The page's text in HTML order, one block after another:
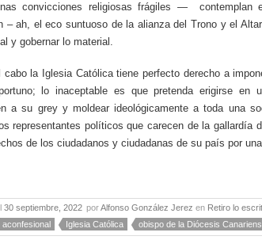
convicciones religiosas frágiles —
– ah, el eco suntuoso de la alianza del Trono y el
y gobernar lo material.
la Iglesia Católica tiene perfecto derecho a
lo inaceptable es que pretenda erigirse en
a su grey y moldear ideológicamente a toda una
representantes políticos que carecen de la gallardía
de los ciudadanos y ciudadanas de su país por
30 septiembre, 2022 porAlfonso González Jerez en Retiro lo
aconfesional Iglesia Católica obispo de la Diócesis